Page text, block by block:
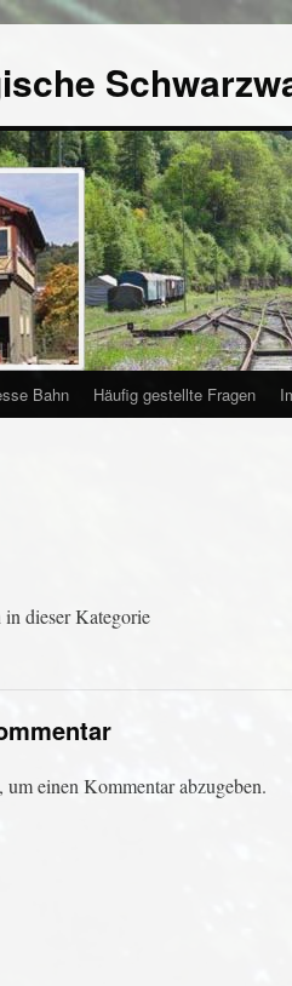
Bahn Häufig gestellte Fragen
dieser Kategorie
um einen Kommentar abzugeben.